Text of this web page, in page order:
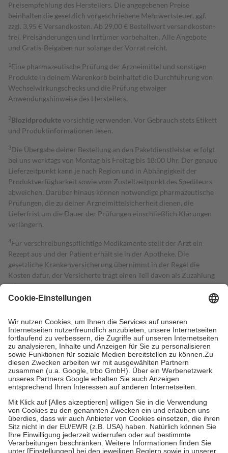
Preisempfehlung des Herstellers. Die angegebenen Preise
beinhalten die gesetzlich vorgeschriebene Mehrwertsteuer, ggf.
zzgl. 3,95 € Versandkosten. Ab 29,00 € Bestell­wert versand­kosten­
frei. Preisänderungen und Irrtümer vorbehalten. Alle Angebote
und Gratis-Beigaben nur solange der Vorrat reicht.
1 Eine pharmazeutische Prüfung der Arzneimittel und sonstigen
Produkte in deinem Warenkorb beinhaltet die Durchführung von
Wechselwirkungschecks und die Prüfung etwaiger
Anwendungshinweise des Herstellers.
2Biozidproduktevorsichtig verwenden. Vor Gebrauch stets Etikett
und Produktinformationen lesen.
3Die Übergabe deiner Bestellung an den Paketdienstleister erfolgt
bei uns werktags von Montag bis Freitag bis 18:00 Uhr. Der genaue
Lieferzeitpunkt kann je nach Region und in Abhängigkeit der
Produktverfügbarkeit sowie vom Zustellzeitpunkt des Spediteurs
abweichen. Darüber hinaus können notwendige pharmazeutische
Prüfungen, die zu deiner Arzneimittelsicherheit dienen, die
Lieferfrist um die Dauer der Prüfungen einschließlich Klärungen
verlängern.
4Für verschreibungspflichtige Medikamente stellt der Arzt ein
Rezept aus und der Patient erhält sie in der Apotheke. Die
gesetzliche Krankenversicherung übernimmt in der Regel die
Kosten dafür, der Versicherte trägt einen Teil davon als Zuzahlung
mit.
Grundsätzlich leisten Mitglieder Zuzahlungen in Höhe von zehn
höchstens zehn Euro.
Es sind jedoch nie mehr als die tatsächlichen
Kosten der Leistung zu entrichten.
Diese Regeln gelten grundsätzlich auch für Online-Apotheken.
Bei Heilmitteln und häuslicher Krankenpflege beträgt die
Zuzahlung zehn Prozent der Kosten sowie zehn Euro je
Verordnung.
Um das Engagement der Versicherten für ihre eigene Gesundheit zu
stärken und die besondere Stellung der Familie zu unterstützen,
fallenkeine Zuzahlungenan bei:
• Kindern und Jugendlichen bis zum vollendeten 18. Lebensjahr
mit Ausnahme der Fahrkosten
• Untersuchungen zur Vorsorge und Früherkennung, die von der
GKV getragen werden